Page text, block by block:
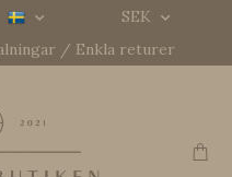
SEK
/ Enkla returer